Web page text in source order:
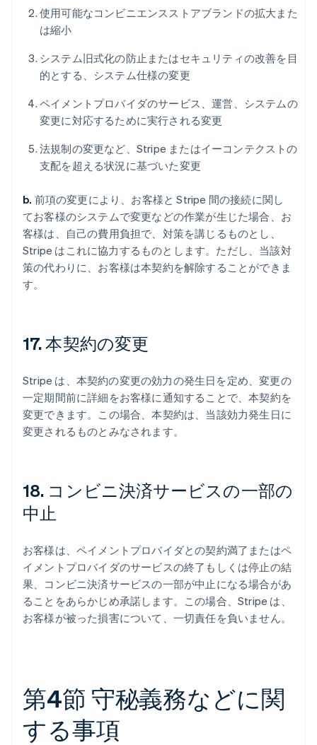
使用可能なコンビニエンスストアブランドの拡大また
は縮小
システム旧式化の防止またはセキュリティの改善を目
的とする、システム仕様の変更
ペイメントプロバイダのサービス、運営、システムの
変更に対応するために実行される変更
法規制の変更など、Stripe またはイーコンテクストの
支配を超える状況に基づいた変更
b. 前項の変更により、お客様と Stripe 間の接続に関し
てお客様のシステムで変更などの作業が生じた場合、お
客様は、自己の費用負担で、対策を講じるものとし、
Stripe はこれに協力するものとします。ただし、当該対
策の代わりに、お客様は本契約を解除することができま
す。
17. 本契約の変更
Stripe は、本契約の変更の効力の発生日を定め、変更の
一定期間前に詳細をお客様に通知することで、本契約を
変更できます。この場合、本契約は、当該効力発生日に
変更されるものとみなされます。
18. コンビニ決済サービスの一部の
中止
お客様は、ペイメントプロバイダとの契約満了またはペ
イメントプロバイダのサービスの終了もしくは停止の結
果、コンビニ決済サービスの一部が中止になる場合があ
ることをあらかじめ承諾します。この場合、Stripe は、
お客様が被った損害について、一切責任を負いません。
第4節 守秘義務などに関
する事項